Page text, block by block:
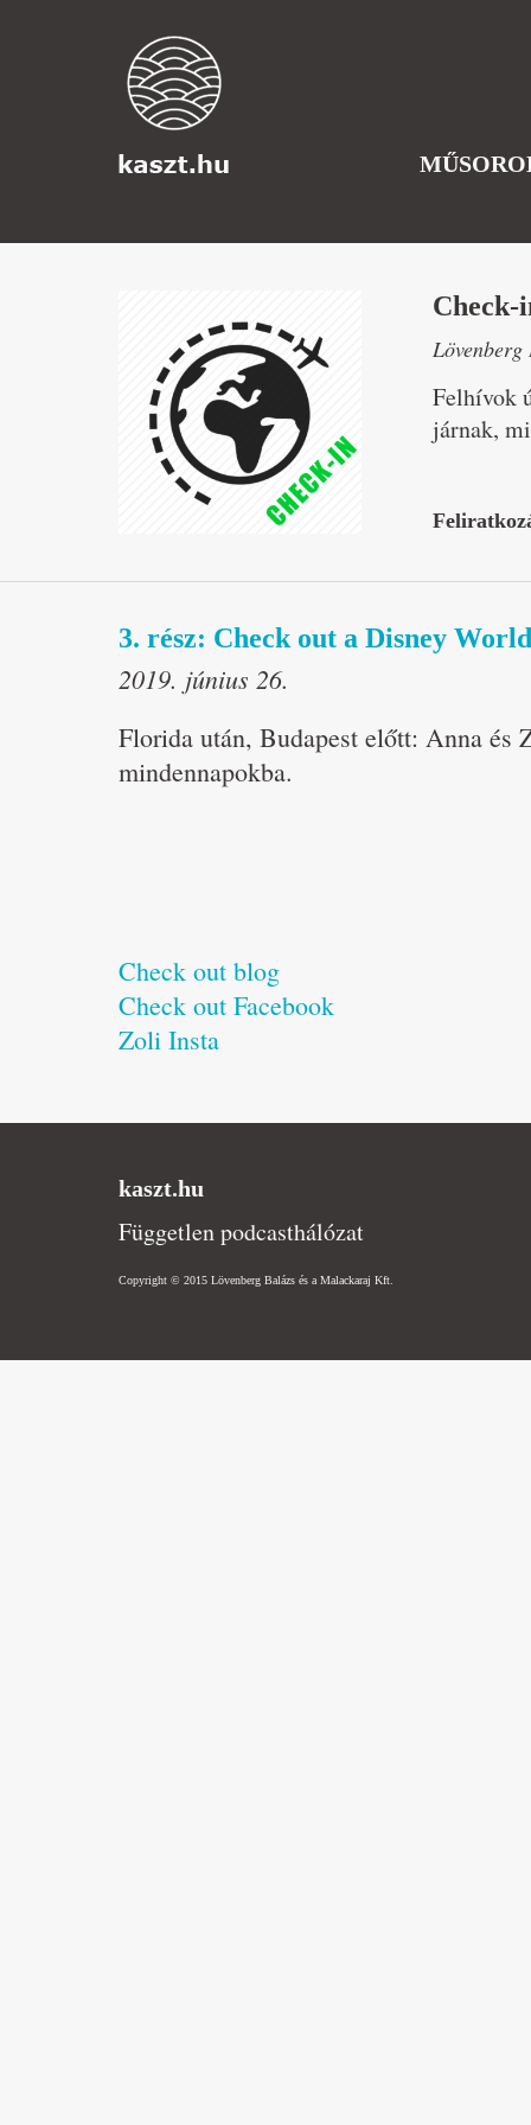
Check-
Lövenberg
Felhívok
járnak,
3. rész: Check out a Disney
2019. június 26.
Florida után, Budapest előtt: Anna és
mindennapokba.
Check out blog
Check out Facebook
Zoli Insta
kaszt.hu
Független podcasthálózat
Copyright © 2015 Lövenberg Balázs és a Malackaraj Kft.